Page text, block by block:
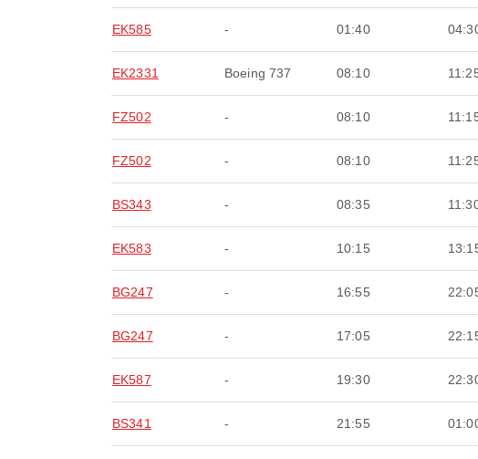
EK585 - 01:40
EK2331 Boeing 737 08:10
FZ502 - 08:10
FZ502 - 08:10
BS343 - 08:35
EK583 - 10:15
BG247 - 16:55
BG247 - 17:05
EK587 - 19:30
BS341 - 21:55